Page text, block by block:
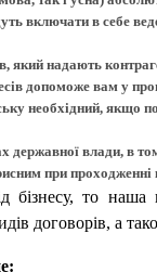
включати в себе
який надають
допоможе вам у
необхідний, якщо
державної влади, в
при
бізнесу, то наша
договорів, а